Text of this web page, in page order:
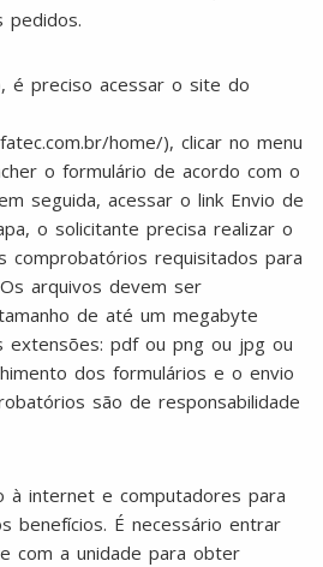
pedidos.
é preciso acessar o site do
home/), clicar no menu
o formulário de acordo com o
seguida, acessar o link Envio de
o solicitante precisa realizar o
comprobatórios requisitados para
arquivos devem ser
de até um megabyte
extensões: pdf ou png ou jpg ou
dos formulários e o envio
são de responsabilidade
à internet e computadores para
benefícios. É necessário entrar
com a unidade para obter